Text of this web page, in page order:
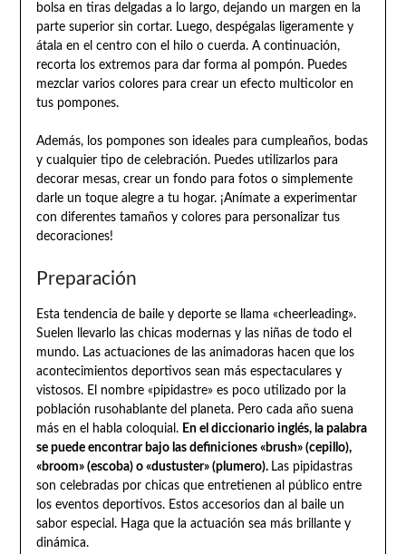
bolsa en tiras delgadas a lo largo, dejando un margen en la
parte superior sin cortar. Luego, despégalas ligeramente y
átala en el centro con el hilo o cuerda. A continuación,
recorta los extremos para dar forma al pompón. Puedes
mezclar varios colores para crear un efecto multicolor en
tus pompones.
Además, los pompones son ideales para cumpleaños, bodas
y cualquier tipo de celebración. Puedes utilizarlos para
decorar mesas, crear un fondo para fotos o simplemente
darle un toque alegre a tu hogar. ¡Anímate a experimentar
con diferentes tamaños y colores para personalizar tus
decoraciones!
Preparación
Esta tendencia de baile y deporte se llama «cheerleading».
Suelen llevarlo las chicas modernas y las niñas de todo el
mundo. Las actuaciones de las animadoras hacen que los
acontecimientos deportivos sean más espectaculares y
vistosos. El nombre «pipidastre» es poco utilizado por la
población rusohablante del planeta. Pero cada año suena
más en el habla coloquial. En el diccionario inglés, la palabra
se puede encontrar bajo las definiciones «brush» (cepillo),
«broom» (escoba) o «dustuster» (plumero). Las pipidastras
son celebradas por chicas que entretienen al público entre
los eventos deportivos. Estos accesorios dan al baile un
sabor especial. Haga que la actuación sea más brillante y
dinámica.